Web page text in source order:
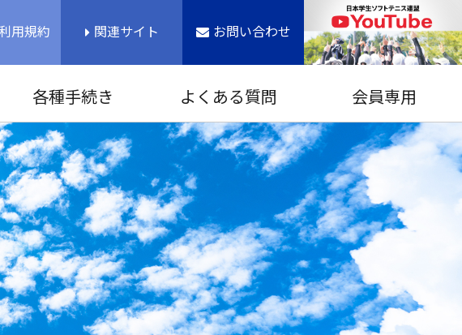
用規約 関連サイト お問い合わせ
各種手続き よくある質問 会員専用